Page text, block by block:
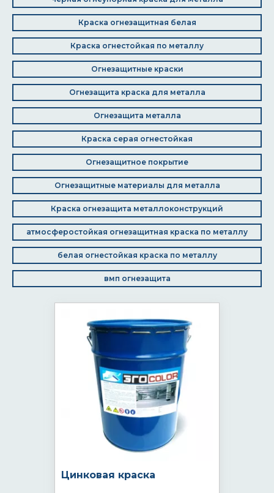
Краска огнезащитная белая
Краска огнестойкая по металлу
Огнезащитные краски
Огнезащита краска для металла
Огнезащита металла
Краска серая огнестойкая
Огнезащитное покрытие
Огнезащитные материалы для металла
Краска огнезащита металлоконструкций
атмосферостойкая огнезащитная краска по металлу
белая огнестойкая краска по металлу
вмп огнезащита
Цинковая краска